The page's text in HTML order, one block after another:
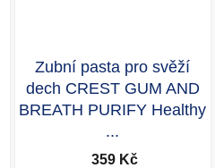
Zubní pasta pro svěží
dech CREST GUM AND
BREATH PURIFY Healthy
...
359 Kč